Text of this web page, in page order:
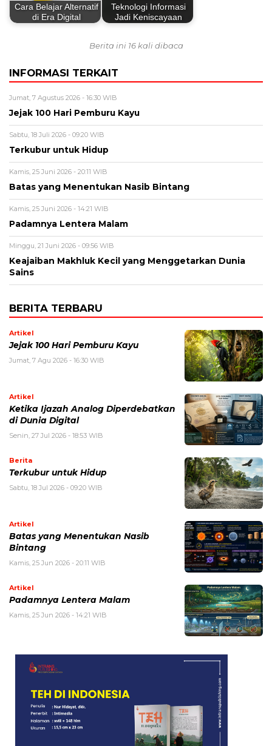
Cara Belajar Alternatif
di Era Digital
Teknologi Informasi
Jadi Keniscayaan
Berita ini 16 kali dibaca
INFORMASI TERKAIT
Jumat, 7 Agustus 2026 - 16:30 WIB
Jejak 100 Hari Pemburu Kayu
Sabtu, 18 Juli 2026 - 09:20 WIB
Terkubur untuk Hidup
Kamis, 25 Juni 2026 - 20:11 WIB
Batas yang Menentukan Nasib Bintang
Kamis, 25 Juni 2026 - 14:21 WIB
Padamnya Lentera Malam
Minggu, 21 Juni 2026 - 09:56 WIB
Keajaiban Makhluk Kecil yang Menggetarkan Dunia
Sains
BERITA TERBARU
Artikel
Jejak 100 Hari Pemburu Kayu
Jumat, 7 Agu 2026 - 16:30 WIB
Artikel
Ketika Ijazah Analog Diperdebatkan
di Dunia Digital
Senin, 27 Jul 2026 - 18:53 WIB
Berita
Terkubur untuk Hidup
Sabtu, 18 Jul 2026 - 09:20 WIB
Artikel
Batas yang Menentukan Nasib
Bintang
Kamis, 25 Jun 2026 - 20:11 WIB
Artikel
Padamnya Lentera Malam
Kamis, 25 Jun 2026 - 14:21 WIB